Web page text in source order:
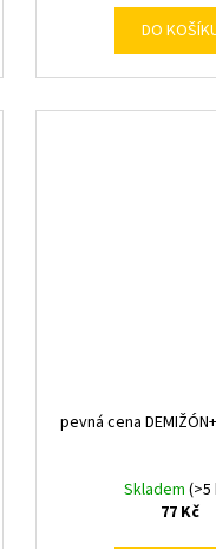
DO
pevná cena
Skladem(>5
77 Kč